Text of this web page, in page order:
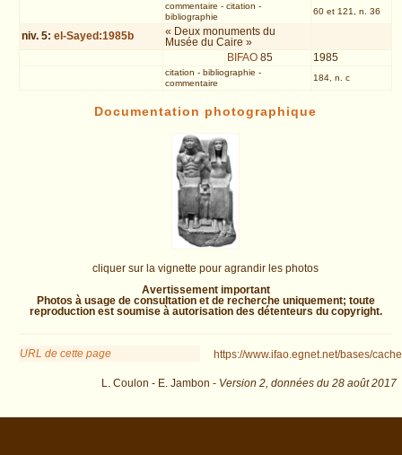
commentaire - citation -
bibliographie
60 et 121, n. 36
niv. 5:el-Sayed:1985b
« Deux monuments du
Musée du Caire »
BIFAO 85 1985
citation - bibliographie -
commentaire
184, n. c
Documentation photographique
cliquer sur la vignette pour agrandir les photos
Avertissement important
Photos à usage de consultation et de recherche uniquement; toute
reproduction est soumise à autorisation des détenteurs du copyright.
URL de cette page https://www.ifao.egnet.net/bases/
L. Coulon - E. Jambon - Version 2, données du 28 août 2017